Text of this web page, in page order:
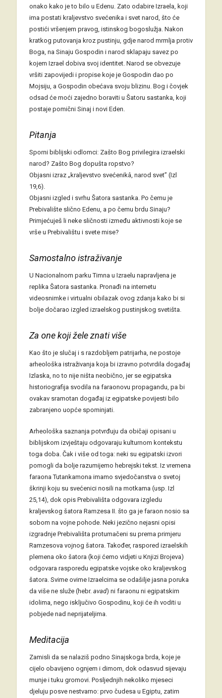
onako kako je to bilo u Edenu. Zato odabire Izraela, koji
ima postati kraljevstvo svećenika i svet narod, što će
postići vršenjem pravog, istinskog bogoslužja. Nakon
kratkog putovanja kroz pustinju, gdje narod mrmlja protiv
Boga, na Sinaju Gospodin i narod sklapaju savez po
kojem Izrael dobiva svoj identitet. Narod se obvezuje
vršiti zapovijedi i propise koje je Gospodin dao po
Mojsiju, a Gospodin obećava svoju blizinu. Bog i čovjek
odsad će moći zajedno boraviti u Šatoru sastanka, koji
postaje pomični Sinaj i novi Eden.
Pitanja
Sporni biblijski odlomci: Zašto Bog privilegira izraelski
narod? Zašto Bog dopušta ropstvo?
Objasni izraz „kraljevstvo svećenikâ, narod svet” (Izl
19,6).
Objasni izgled i svrhu Šatora sastanka. Po čemu je
Prebivalište slično Edenu, a po čemu brdu Sinaju?
Primjećuješ li neke sličnosti između aktivnosti koje se
vrše u Prebivalištu i svete mise?
Samostalno istraživanje
U Nacionalnom parku Timna u Izraelu napravljena je
replika Šatora sastanka. Pronađi na internetu
videosnimke i virtualni obilazak ovog zdanja kako bi si
bolje dočarao izgled izraelskog pustinjskog svetišta.
Za one koji žele znati više
Kao što je slučaj i s razdobljem patrijarha, ne postoje
arheološka istraživanja koja bi izravno potvrdila događaj
Izlaska, no to nije ništa neobično, jer se egipatska
historiografija svodila na faraonovu propagandu, pa bi
ovakav sramotan događaj iz egipatske povijesti bilo
zabranjeno uopće spominjati.
Arheološka saznanja potvrđuju da običaji opisani u
biblijskom izvještaju odgovaraju kulturnom kontekstu
toga doba. Čak i više od toga: neki su egipatski izvori
pomogli da bolje razumijemo hebrejski tekst. Iz vremena
faraona Tutankamona imamo svjedočanstva o svetoj
škrinji koju su svećenici nosili na motkama (usp. Izl
25,14), dok opis Prebivališta odgovara izgledu
kraljevskog šatora Ramzesa II. što ga je faraon nosio sa
sobom na vojne pohode. Neki jezično nejasni opisi
izgradnje Prebivališta protumačeni su prema primjeru
Ramzesova vojnog šatora. Također, raspored izraelskih
plemena oko šatora (koji ćemo vidjeti u Knjizi Brojeva)
odgovara rasporedu egipatske vojske oko kraljevskog
šatora. Svime ovime Izraelcima se odašilje jasna poruka
da više ne služe (hebr. avad) ni faraonu ni egipatskim
idolima, nego isključivo Gospodinu, koji će ih voditi u
pobjede nad neprijateljima.
Meditacija
Zamisli da se nalaziš podno Sinajskoga brda, koje je
cijelo obavijeno ognjem i dimom, dok odasvud sijevaju
munje i tuku gromovi. Posljednjih nekoliko mjeseci
djeluju posve nestvarno: prvo čudesa u Egiptu, zatim